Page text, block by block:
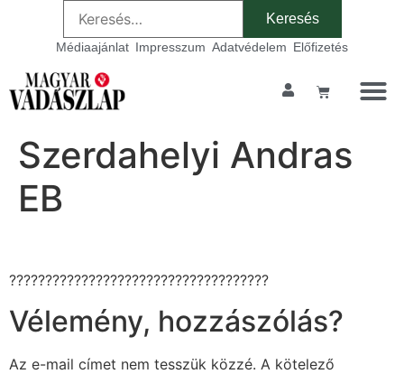
Médiaajánlat Impresszum Adatvédelem Előfizetés
Szerdahelyi Andras
EB
????????????????????????????????????
Vélemény, hozzászólás?
Az e-mail címet nem tesszük közzé. A kötelező